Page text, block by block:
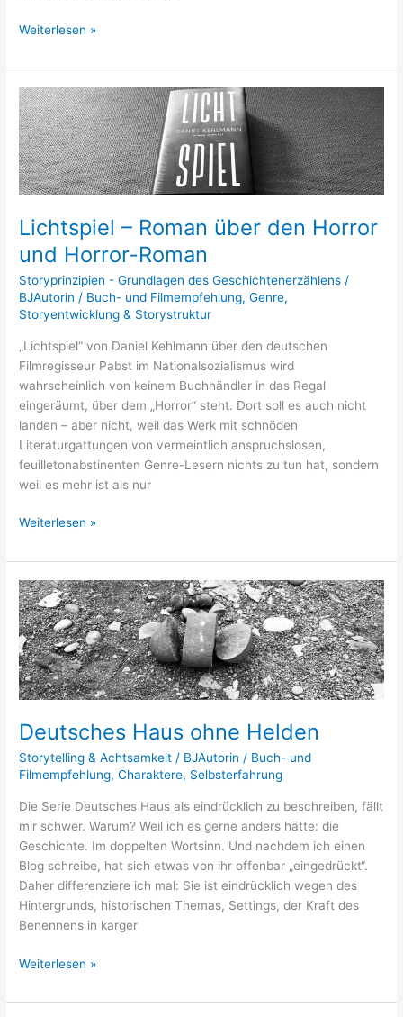
Weiterlesen »
Lichtspiel – Roman über den Horror
und Horror-Roman
Storyprinzipien - Grundlagen des Geschichtenerzählens /
BJAutorin/ Buch- und Filmempfehlung,Genre,
Storyentwicklung & Storystruktur
„Lichtspiel“ von Daniel Kehlmann über den deutschen
Filmregisseur Pabst im Nationalsozialismus wird
wahrscheinlich von keinem Buchhändler in das Regal
eingeräumt, über dem „Horror“ steht. Dort soll es auch nicht
landen – aber nicht, weil das Werk mit schnöden
Literaturgattungen von vermeintlich anspruchslosen,
feuilletonabstinenten Genre-Lesern nichts zu tun hat, sondern
weil es mehr ist als nur
Lichtspiel
–
Roman
über
den
Horror
Horror-
Roman
Weiterlesen »
Deutsches Haus ohne Helden
Storytelling & Achtsamkeit / BJAutorin/ Buch- und
Filmempfehlung,Charaktere, Selbsterfahrung
Die Serie Deutsches Haus als eindrücklich zu beschreiben, fällt
mir schwer. Warum? Weil ich es gerne anders hätte: die
Geschichte. Im doppelten Wortsinn. Und nachdem ich einen
Blog schreibe, hat sich etwas von ihr offenbar „eingedrückt“.
Daher differenziere ich mal: Sie ist eindrücklich wegen des
Hintergrunds, historischen Themas, Settings, der Kraft des
Benennens in karger
Deutsches
Haus
ohne
Helden
Weiterlesen »